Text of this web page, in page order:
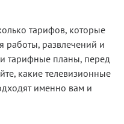
тарифов, которые
работы, развлечений и
и тарифные планы, перед
какие телевизионные
именно вам и